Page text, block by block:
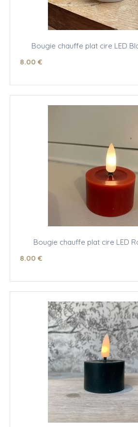
Bougie chauffe plat cire LED
8.00 €
Bougie chauffe plat cire LED
8.00 €